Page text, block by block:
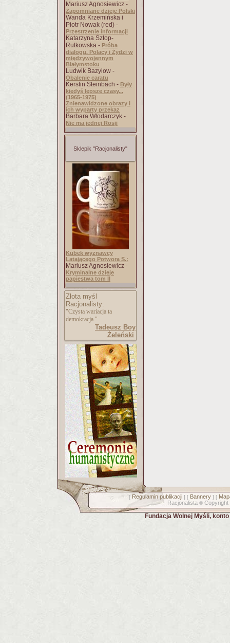
Mariusz Agnosiewicz -
Zapomniane dzieje Polski
Wanda Krzemińska i
Piotr Nowak (red) -
Przestrzenie informacji
Katarzyna Sztop-
Rutkowska - Próba
dialogu. Polacy i Żydzi w
międzywojennym
Białymstoku
Ludwik Bazylow -
Obalenie caratu
Kerstin Steinbach - Były
kiedyś lepsze czasy...
(1965-1975)
Znienawidzone obrazy i
ich wyparty przekaz
Barbara Włodarczyk -
Nie ma jednej Rosji
Sklepik "Racjonalisty"
Kubek wyznawcy
Latającego Potwora S.:
Mariusz Agnosiewicz -
Kryminalne dzieje
papiestwa tom II
Złota myśl
Racjonalisty:
"Czysta wariacja ta
demokracja."
Tadeusz Boy
Żeleński
[ Regulamin publikacji] [ Bannery] [
Racjonalista © Copyright
Fundacja Wolnej Myśli,